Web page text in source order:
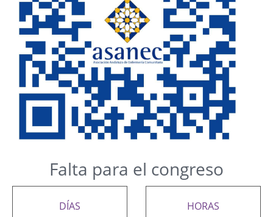
Falta para el congreso
DÍAS HORAS